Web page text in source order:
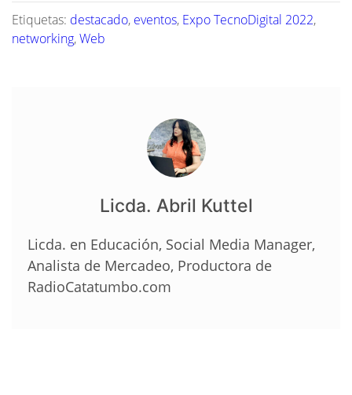
Etiquetas: destacado, eventos, Expo TecnoDigital 2022,
networking,Web
Licda. Abril Kuttel
Licda. en Educación, Social Media Manager,
Analista de Mercadeo, Productora de
RadioCatatumbo.com